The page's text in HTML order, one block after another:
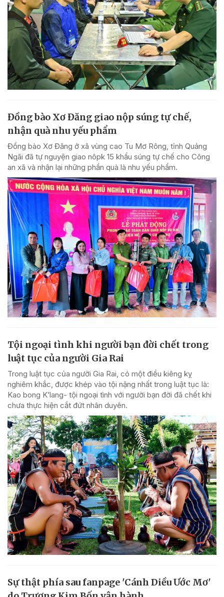
Đồng bào Xơ Đăng giao nộp súng tự chế,
nhận quà nhu yếu phẩm
Đồng bào Xơ Đăng ở xã vùng cao Tu Mơ Rông, tỉnh Quảng
Ngãi đã tự nguyện giao nôpk 15 khẩu súng tự chế cho Công
an xã và nhận lại những phần quà là nhu yếu phẩm.
Tội ngoại tình khi người bạn đời chết trong
luật tục của người Gia Rai
Trong luật tục của người Gia Rai, có một điều kiêng kỵ
nghiêm khắc, được khép vào tội nặng nhất trong luật tục là:
Kao bong K’lang- tội ngoại tình với người bạn đời đã chết khi
chưa thực hiện cắt đứt nhân duyên.
Sự thật phía sau fanpage 'Cánh Diều Ước Mơ'